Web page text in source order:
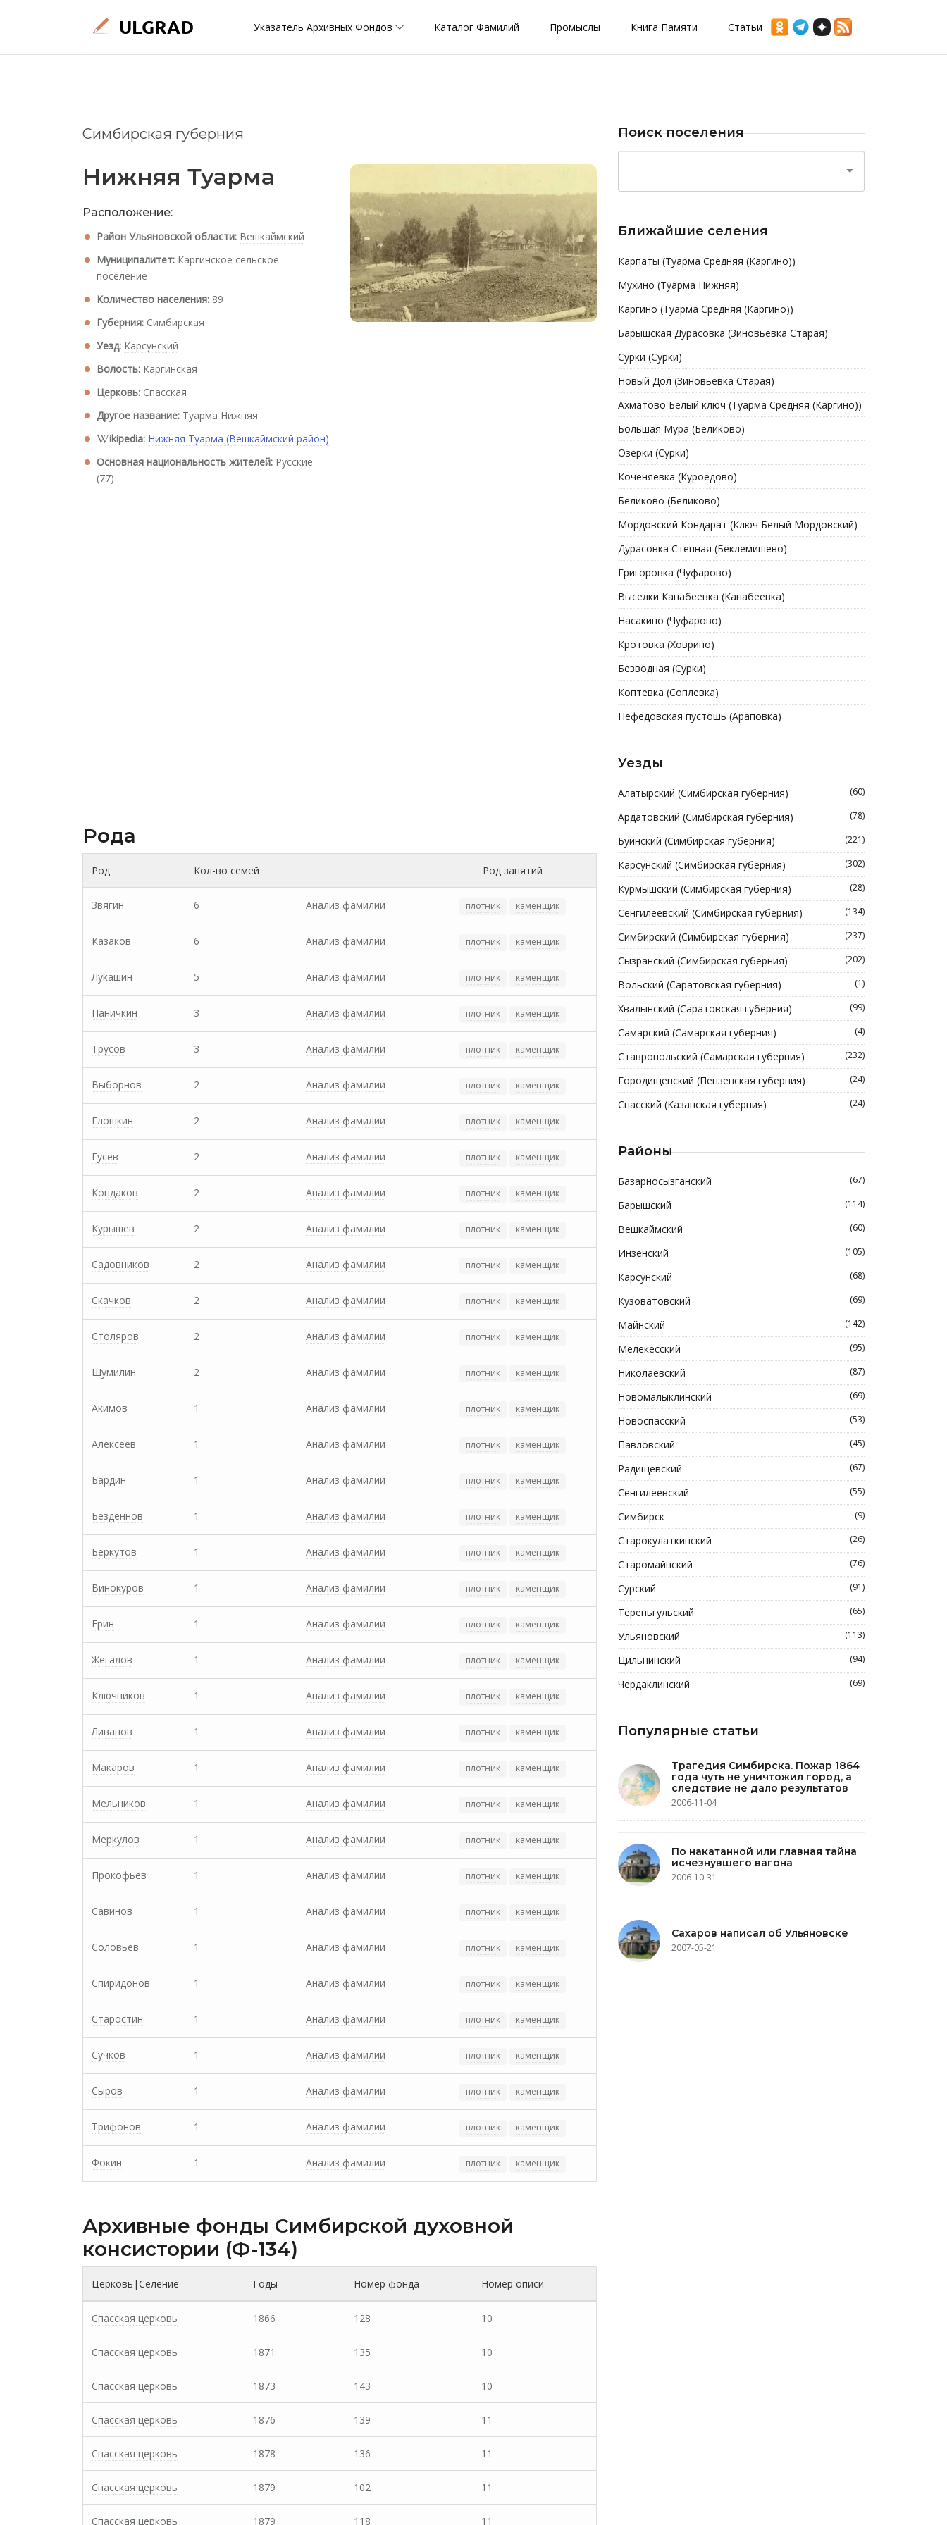
Указатель Архивных Фондов Каталог Фамилий Промыслы Книга Памяти Статьи
Симбирская губерния
Нижняя Туарма
Расположение:
Район Ульяновской области: Вешкаймский
Муниципалитет: Каргинское сельское
поселение
Количество населения: 89
Губерния: Симбирская
Уезд: Карсунский
Волость: Каргинская
Церковь: Спасская
Другое название: Туарма Нижняя
ikipedia: Нижняя Туарма (Вешкаймский район)
Основная национальность жителей: Русские
(77)
Рода
Род Кол-во семей Род занятий
Звягин 6 Анализ фамилии плотник каменщик
Казаков 6 Анализ фамилии плотник каменщик
Лукашин 5 Анализ фамилии плотник каменщик
Паничкин 3 Анализ фамилии плотник каменщик
Трусов 3 Анализ фамилии плотник каменщик
Выборнов 2 Анализ фамилии плотник каменщик
Глошкин 2 Анализ фамилии плотник каменщик
Гусев 2 Анализ фамилии плотник каменщик
Кондаков 2 Анализ фамилии плотник каменщик
Курышев 2 Анализ фамилии плотник каменщик
Садовников 2 Анализ фамилии плотник каменщик
Скачков 2 Анализ фамилии плотник каменщик
Столяров 2 Анализ фамилии плотник каменщик
Шумилин 2 Анализ фамилии плотник каменщик
Акимов 1 Анализ фамилии плотник каменщик
Алексеев 1 Анализ фамилии плотник каменщик
Бардин 1 Анализ фамилии плотник каменщик
Безденнов 1 Анализ фамилии плотник каменщик
Беркутов 1 Анализ фамилии плотник каменщик
Винокуров 1 Анализ фамилии плотник каменщик
Ерин 1 Анализ фамилии плотник каменщик
Жегалов 1 Анализ фамилии плотник каменщик
Ключников 1 Анализ фамилии плотник каменщик
Ливанов 1 Анализ фамилии плотник каменщик
Макаров 1 Анализ фамилии плотник каменщик
Мельников 1 Анализ фамилии плотник каменщик
Меркулов 1 Анализ фамилии плотник каменщик
Прокофьев 1 Анализ фамилии плотник каменщик
Савинов 1 Анализ фамилии плотник каменщик
Соловьев 1 Анализ фамилии плотник каменщик
Спиридонов 1 Анализ фамилии плотник каменщик
Старостин 1 Анализ фамилии плотник каменщик
Сучков 1 Анализ фамилии плотник каменщик
Сыров 1 Анализ фамилии плотник каменщик
Трифонов 1 Анализ фамилии плотник каменщик
Фокин 1 Анализ фамилии плотник каменщик
Архивные фонды Cимбирской духовной
консистории (Ф-134)
Церковь|Селение Годы Номер фонда Номер описи
Спасская церковь 1866 128 10
Спасская церковь 1871 135 10
Спасская церковь 1873 143 10
Спасская церковь 1876 139 11
Спасская церковь 1878 136 11
Спасская церковь 1879 102 11
Спасская церковь 1879 118 11
Поиск поселения
Ближайшие селения
Карпаты (Туарма Средняя (Каргино))
Мухино (Туарма Нижняя)
Каргино (Туарма Средняя (Каргино))
Барышская Дурасовка (Зиновьевка Старая)
Сурки (Сурки)
Новый Дол (Зиновьевка Старая)
Ахматово Белый ключ (Туарма Средняя (Каргино))
Большая Мура (Беликово)
Озерки (Сурки)
Коченяевка (Куроедово)
Беликово (Беликово)
Мордовский Кондарат (Ключ Белый Мордовский)
Дурасовка Степная (Беклемишево)
Григоровка (Чуфарово)
Выселки Канабеевка (Канабеевка)
Насакино (Чуфарово)
Кротовка (Xоврино)
Безводная (Сурки)
Коптевка (Соплевка)
Нефедовская пустошь (Араповка)
Уезды
Алатырский (Симбирская губерния) (60)
Ардатовский (Симбирская губерния) (78)
Буинский (Симбирская губерния) (221)
Карсунский (Симбирская губерния) (302)
Курмышский (Симбирская губерния) (28)
Сенгилеевский (Симбирская губерния) (134)
Симбирский (Симбирская губерния) (237)
Сызранский (Симбирская губерния) (202)
Вольский (Саратовская губерния) (1)
Хвалынский (Саратовская губерния) (99)
Самарский (Самарская губерния) (4)
Ставропольский (Самарская губерния) (232)
Городищенский (Пензенская губерния) (24)
Спасский (Казанская губерния) (24)
Районы
Базарносызганский (67)
Барышский (114)
Вешкаймский (60)
Инзенский (105)
Карсунский (68)
Кузоватовский (69)
Майнский (142)
Мелекесский (95)
Николаевский (87)
Новомалыклинский (69)
Новоспасский (53)
Павловский (45)
Радищевский (67)
Сенгилеевский (55)
Симбирск (9)
Старокулаткинский (26)
Старомайнский (76)
Сурский (91)
Тереньгульский (65)
Ульяновский (113)
Цильнинский (94)
Чердаклинский (69)
Популярные статьи
Трагедия Симбирска. Пожар 1864
года чуть не уничтожил город, а
следствие не дало результатов
2006-11-04
По накатанной или главная тайна
исчезнувшего вагона
2006-10-31
Сахаров написал об Ульяновске
2007-05-21